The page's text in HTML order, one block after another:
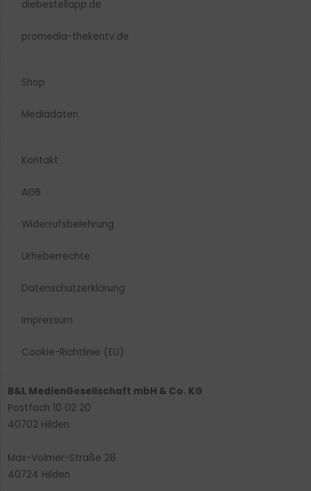
diebestellapp.de
promedia-thekentv.de
Shop
Mediadaten
Kontakt
AGB
Widerrufsbelehrung
Urheberrechte​
Datenschutzerklärung
Impressum
Cookie-Richtlinie (EU)
B&L MedienGesellschaft mbH & Co. KG
Postfach 10 02 20
40702 Hilden
Max-Volmer-Straße 28
40724 Hilden